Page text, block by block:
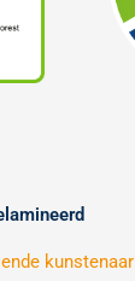
kunstenaar